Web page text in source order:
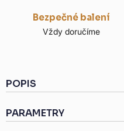
Bezpečné balení
Vždy doručíme
POPIS
PARAMETRY